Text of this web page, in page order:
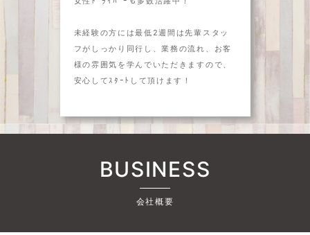
未経験の方には最低2週間は先輩スタッ
フがしっかり同行し、業務の流れ、お客
様の雰囲気を学んでいただきますので、
安心してｽﾀｰﾄして頂けます！
BUSINESS
会社概要